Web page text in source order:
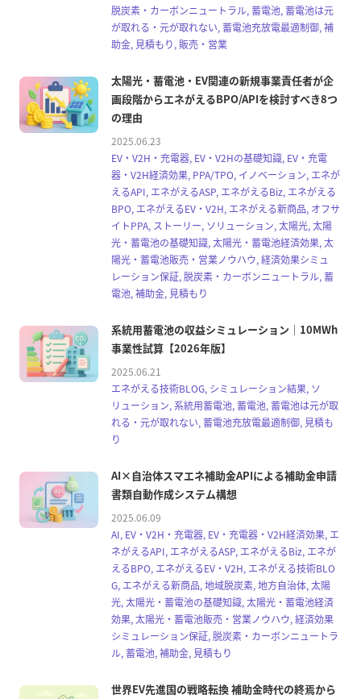
脱炭素・カーボンニュートラル, 蓄電池, 蓄電池は元
が取れる・元が取れない, 蓄電池充放電最適制御, 補
助金, 見積もり, 販売・営業
太陽光・蓄電池・EV関連の新規事業責任者が企
画段階からエネがえるBPO/APIを検討すべき8つ
の理由
2025.06.23
EV・V2H・充電器, EV・V2Hの基礎知識, EV・充電
器・V2H経済効果, PPA/TPO, イノベーション, エネが
えるAPI, エネがえるASP, エネがえるBiz, エネがえる
BPO, エネがえるEV・V2H, エネがえる新商品, オフサ
イトPPA, ストーリー, ソリューション, 太陽光, 太陽
光・蓄電池の基礎知識, 太陽光・蓄電池経済効果, 太
陽光・蓄電池販売・営業ノウハウ, 経済効果シミュ
レーション保証, 脱炭素・カーボンニュートラル, 蓄
電池, 補助金, 見積もり
系統用蓄電池の収益シミュレーション｜10MWh
事業性試算【2026年版】
2025.06.21
エネがえる技術BLOG, シミュレーション結果, ソ
リューション, 系統用蓄電池, 蓄電池, 蓄電池は元が取
れる・元が取れない, 蓄電池充放電最適制御, 見積も
り
AI×自治体スマエネ補助金APIによる補助金申請
書類自動作成システム構想
2025.06.09
AI, EV・V2H・充電器, EV・充電器・V2H経済効果, エ
ネがえるAPI, エネがえるASP, エネがえるBiz, エネが
えるBPO, エネがえるEV・V2H, エネがえる技術BLO
G, エネがえる新商品, 地域脱炭素, 地方自治体, 太陽
光, 太陽光・蓄電池の基礎知識, 太陽光・蓄電池経済
効果, 太陽光・蓄電池販売・営業ノウハウ, 経済効果
シミュレーション保証, 脱炭素・カーボンニュートラ
ル, 蓄電池, 補助金, 見積もり
世界EV先進国の戦略転換 補助金時代の終焉から